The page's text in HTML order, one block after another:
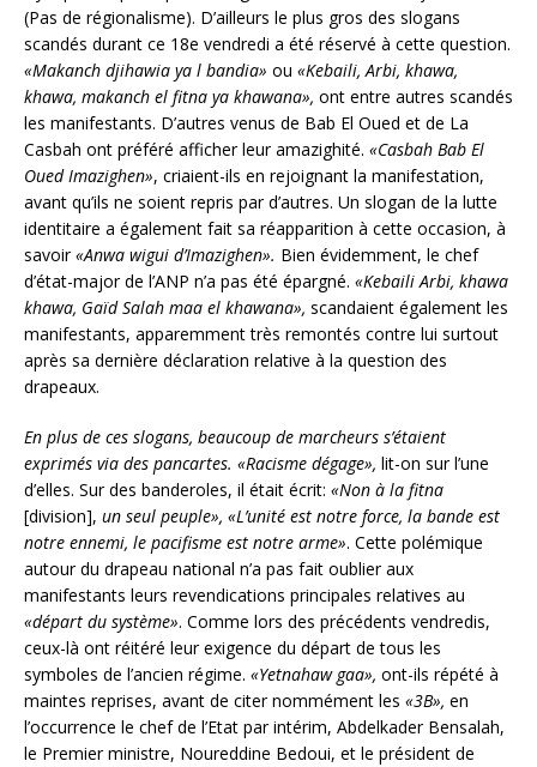
(Pas de régionalisme). D’ailleurs le plus gros des slogans
scandés durant ce 18e vendredi a été réservé à cette question.
«Makanch djihawia ya l bandia» ou «Kebaili, Arbi, khawa,
khawa, makanch el fitna ya khawana», ont entre autres scandés
les manifestants. D’autres venus de Bab El Oued et de La
Casbah ont préféré afficher leur amazighité. «Casbah Bab El
Oued Imazighen», criaient-ils en rejoignant la manifestation,
avant qu’ils ne soient repris par d’autres. Un slogan de la lutte
identitaire a également fait sa réapparition à cette occasion, à
savoir«Anwa wigui d’Imazighen». Bien évidemment, le chef
d’état-major de l’ANP n’a pas été épargné. «Kebaili Arbi, khawa
khawa, Gaïd Salah maa el khawana», scandaient également les
manifestants, apparemment très remontés contre lui surtout
après sa dernière déclaration relative à la question des
drapeaux.
En plus de ces slogans, beaucoup de marcheurs s’étaient
exprimés via des pancartes. «Racisme dégage», lit-on sur l’une
d’elles. Sur des banderoles, il était écrit: «Non à la fitna
[division], un seul peuple», «L’unité est notre force, la bande est
notre ennemi, le pacifisme est notre arme». Cette polémique
autour du drapeau national n’a pas fait oublier aux
manifestants leurs revendications principales relatives au
«départ du système». Comme lors des précédents vendredis,
ceux-là ont réitéré leur exigence du départ de tous les
symboles de l’ancien régime. «Yetnahaw gaa», ont-ils répété à
maintes reprises, avant de citer nommément les «3B», en
l’occurrence le chef de l’Etat par intérim, Abdelkader Bensalah,
le Premier ministre, Noureddine Bedoui, et le président de